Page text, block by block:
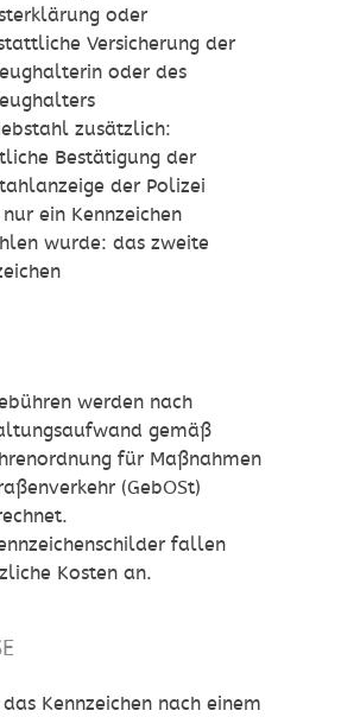
oder
Versicherung der
oder des
zusätzlich:
Bestätigung der
der Polizei
ein Kennzeichen
wurde: das zweite
werden nach
gemäß
für Maßnahmen
(GebOSt)
fallen
Kosten an.
Kennzeichen nach einem